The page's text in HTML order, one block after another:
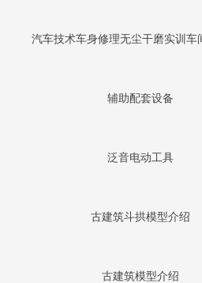
汽车技术车身修理无尘干磨实训车
辅助配套设备
泛音电动工具
古建筑斗拱模型介绍
古建筑模型介绍